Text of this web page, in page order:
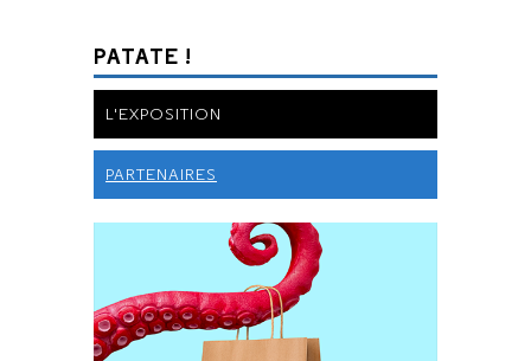
PATATE !
L'EXPOSITION
PARTENAIRES